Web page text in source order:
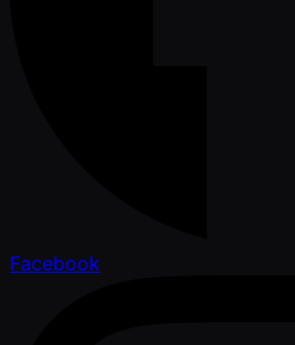
Facebook